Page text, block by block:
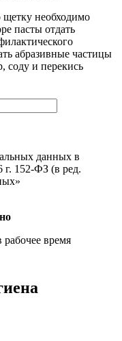
необходимо
пасты отдать
абразивные частицы
соду и перекись
данных в
г. 152-ФЗ (в ред.
время